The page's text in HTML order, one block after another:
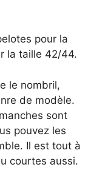
pour la
la taille 42/44.
le nombril,
de modèle.
sont
pouvez les
Il est tout à
courtes aussi.